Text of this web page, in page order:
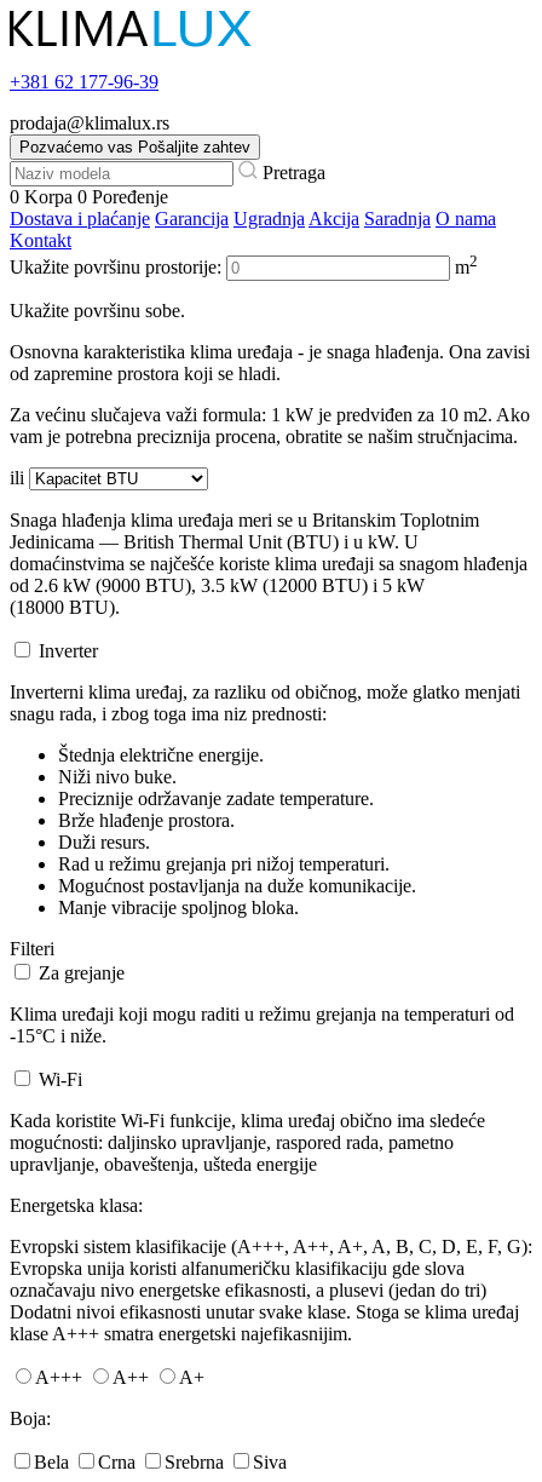
+381 62 177-96-39
prodaja@klimalux.rs
Pozvaćemo vas Pošaljite zahtev
Pretraga
0 Korpa 0 Poređenje
Dostava i plaćanje Garancija Ugradnja Akcija Saradnja O nama
Kontakt
Ukažite površinu prostorije:
m2
Ukažite površinu sobe.
Osnovna karakteristika klima uređaja - je snaga hlađenja. Ona zavisi
od zapremine prostora koji se hladi.
Za većinu slučajeva važi formula: 1 kW je predviđen za 10 m2. Ako
vam je potrebna preciznija procena, obratite se našim stručnjacima.
ili
Snaga hlađenja klima uređaja meri se u Britanskim Toplotnim
Jedinicama — British Thermal Unit (BTU) i u kW. U
domaćinstvima se najčešće koriste klima uređaji sa snagom hlađenja
od 2.6 kW (9000 BTU), 3.5 kW (12000 BTU) i 5 kW
(18000 BTU).
Inverter
Inverterni klima uređaj, za razliku od običnog, može glatko menjati
snagu rada, i zbog toga ima niz prednosti:
Štednja električne energije.
Niži nivo buke.
Preciznije održavanje zadate temperature.
Brže hlađenje prostora.
Duži resurs.
Rad u režimu grejanja pri nižoj temperaturi.
Mogućnost postavljanja na duže komunikacije.
Manje vibracije spoljnog bloka.
Filteri
Za grejanje
Klima uređaji koji mogu raditi u režimu grejanja na temperaturi od
-15°C i niže.
Wi-Fi
Kada koristite Wi-Fi funkcije, klima uređaj obično ima sledeće
mogućnosti: daljinsko upravljanje, raspored rada, pametno
upravljanje, obaveštenja, ušteda energije
Energetska klasa:
Evropski sistem klasifikacije (A+++, A++, A+, A, B, C, D, E, F, G):
Evropska unija koristi alfanumeričku klasifikaciju gde slova
označavaju nivo energetske efikasnosti, a plusevi (jedan do tri)
Dodatni nivoi efikasnosti unutar svake klase. Stoga se klima uređaj
klase A+++ smatra energetski najefikasnijim.
A+++ A++
A+
Boja:
Bela Crna Srebrna
Siva